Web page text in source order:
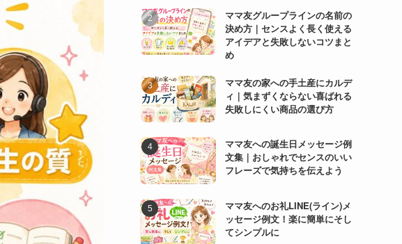
ママ友グループラインの名前の
決め方｜センスよく長く使える
アイデアと失敗しないコツまと
め
ママ友の家への手土産にカルデ
ィ｜気まずくならない喜ばれる
失敗しにくい商品の選び方
ママ友への誕生日メッセージ例
文集｜おしゃれでセンスのいい
フレーズで気持ちを伝えよう
ママ友へのお礼LINE(ライン)メ
ッセージ例文！楽に簡単にそし
てシンプルに